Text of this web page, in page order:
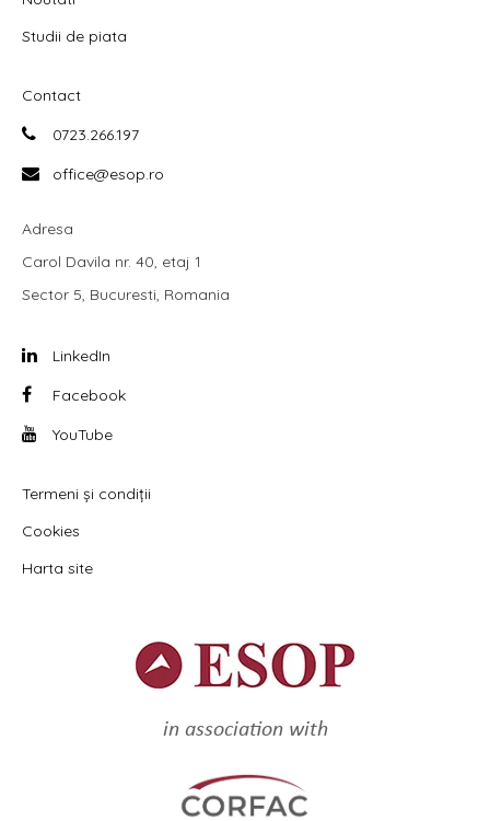
Studii de piata
Contact
0723.266.197
office@esop.ro
Adresa
Carol Davila nr. 40, etaj 1
Sector 5, Bucuresti, Romania
LinkedIn
Facebook
YouTube
Termeni și condiții
Cookies
Harta site
in association with